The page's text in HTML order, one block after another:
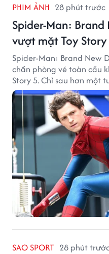
PHIM ẢNH 28 phút trước
Spider-Man:
vượt mặt Toy
Spider-Man: Brand New
chấn phòng vé toàn cầu
Story 5. Chỉ sau hơn một
thu về hơn 30.000 tỷ
khách nhất năm 2026.
SAO SPORT 28 phút